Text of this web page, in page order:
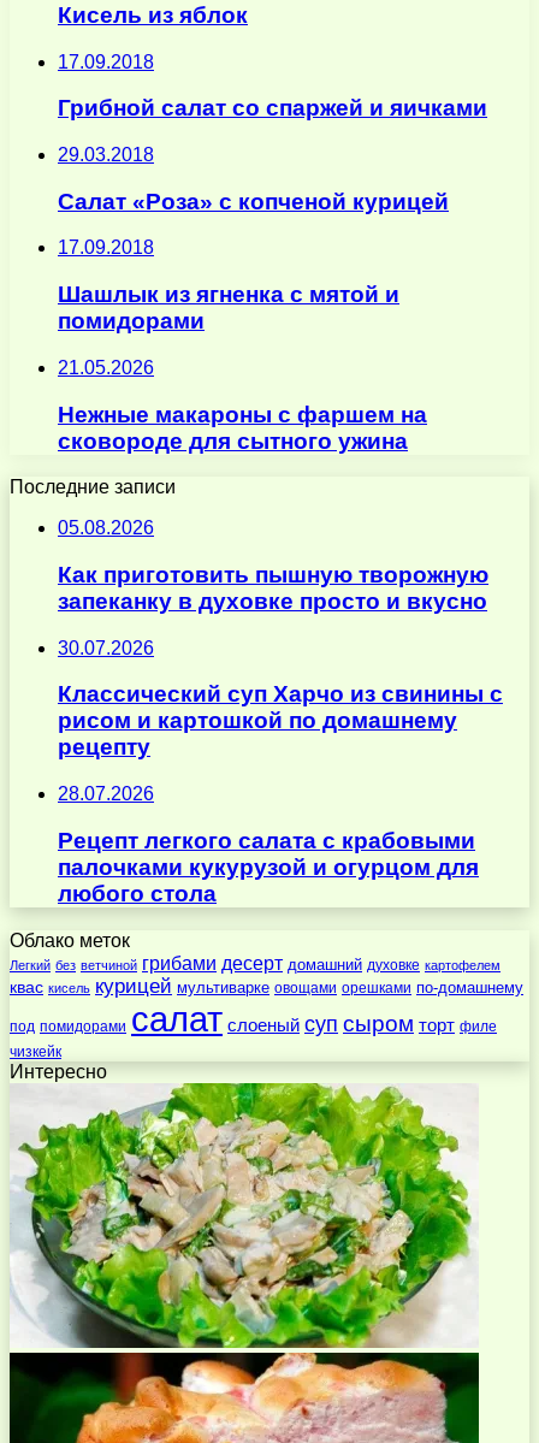
Кисель из яблок
17.09.2018
Грибной салат со спаржей и яичками
29.03.2018
Салат «Роза» с копченой курицей
17.09.2018
Шашлык из ягненка с мятой и
помидорами
21.05.2026
Нежные макароны с фаршем на
сковороде для сытного ужина
Последние записи
05.08.2026
Как приготовить пышную творожную
запеканку в духовке просто и вкусно
30.07.2026
Классический суп Харчо из свинины с
рисом и картошкой по домашнему
рецепту
28.07.2026
Рецепт легкого салата с крабовыми
палочками кукурузой и огурцом для
любого стола
Облако меток
Легкий без ветчиной грибами десерт домашний духовке картофелем
квас кисель курицей мультиварке овощами орешками по-домашнему
под помидорами салат слоеный суп сыром торт филе
чизкейк
Интересно